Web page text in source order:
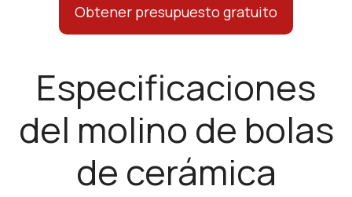
Obtener presupuesto gratuito
Especificaciones
del molino de bolas
de cerámica